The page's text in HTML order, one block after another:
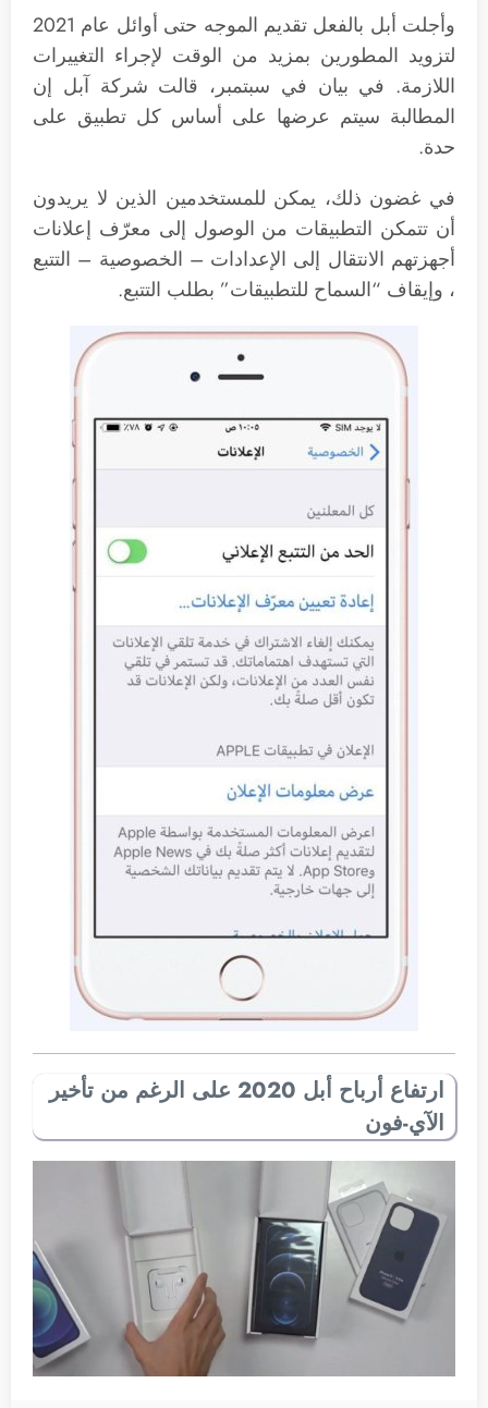
وأجلت أبل بالفعل تقديم الموجه حتى أوائل عام 2021
لتزويد المطورين بمزيد من الوقت لإجراء التغييرات
اللازمة. في بيان في سبتمبر، قالت شركة آبل إن
المطالبة سيتم عرضها على أساس كل تطبيق على
حدة.
في غضون ذلك، يمكن للمستخدمين الذين لا يريدون
أن تتمكن التطبيقات من الوصول إلى معرّف إعلانات
أجهزتهم الانتقال إلى الإعدادات – الخصوصية – التتبع
، وإيقاف “السماح للتطبيقات” بطلب التتبع.
ارتفاع أرباح أبل 2020 على الرغم من تأخير
الآي-فون